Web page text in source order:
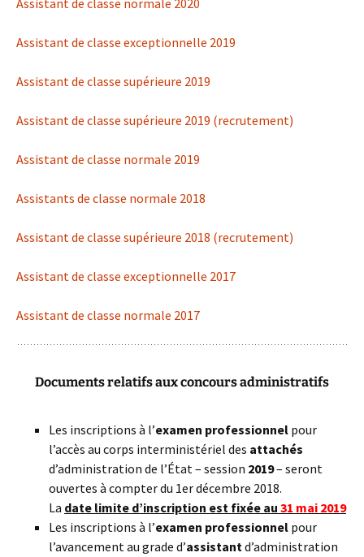
Assistant de classe normale 2020
Assistant de classe exceptionnelle 2019
Assistant de classe supérieure 2019
Assistant de classe supérieure 2019 (recrutement)
Assistant de classe normale 2019
Assistants de classe normale 2018
Assistant de classe supérieure 2018 (recrutement)
Assistant de classe exceptionnelle 2017
Assistant de classe normale 2017
Documents relatifs aux concours administratifs
Les inscriptions à l’examen professionnel pour
l’accès au corps interministériel des attachés
d’administration de l’État – session 2019– seront
ouvertes à compter du 1er décembre 2018.
La date limite d’inscription est fixée au 31 mai 2019
Les inscriptions à l’examen professionnel pour
l’avancement au grade d’assistantd’administration